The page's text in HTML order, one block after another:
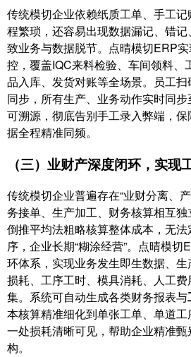
传统模切企业依赖纸质工单、手工
程繁琐，还容易出现数据漏记、错
致业务与数据脱节。点晴模切ERP
控，覆盖IQC来料检验、车间领料、
品入库、发货对账等全场景。员工
同步，所有生产、业务动作实时同
可溯源，彻底告别手工录入弊端，
据全程精准同频。
（三）业财产深度闭环，实现
传统模切企业普遍存在“业财分离、
务接单、生产加工、财务核算相互
倒推平均法粗略核算整体成本，无
序，企业长期“糊涂经营”。点晴模
环体系，实现业务发生即生数据、
损耗、工序工时、模具消耗、人工
集。系统可自动生成各类财务报表与
本核算精准细化到单张工单、单道
一处损耗清晰可见，帮助企业精准
构。